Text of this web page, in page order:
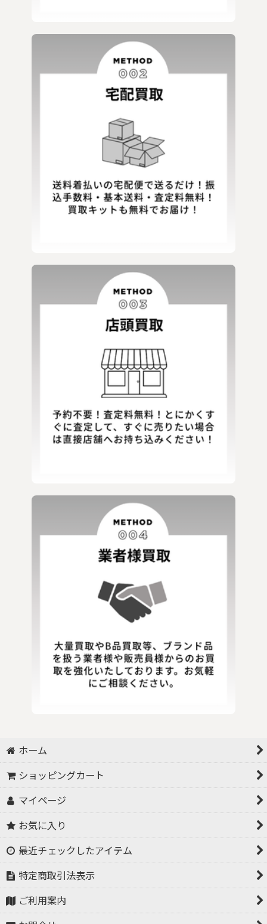
ホーム
ショッピングカート
マイページ
お気に入り
最近チェックしたアイテム
特定商取引法表示
ご利用案内